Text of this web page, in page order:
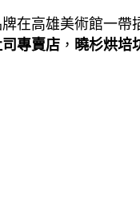
在高雄美術館一
專賣店 ， 曉杉烘培